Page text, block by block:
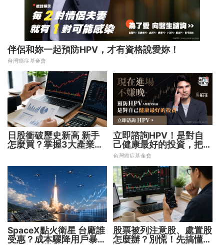
伴侶和妳一起預防HPV，才有資格說愛妳！
台灣癌症基金會
日股衝破歷史新高 新手
怎麼買？掌握3大產業、
立即諮詢HPV！是對自
己健康最好的投資，把握
現在不嫌晚！
台灣癌症基金會
SpaceX點火衛星 台廠誰
受惠？成本驟降用戶暴增
股票被列注意股、處置股
怎麼辦？別慌！先搞懂背